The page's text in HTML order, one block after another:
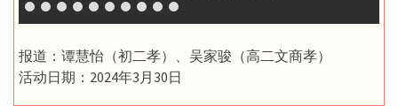
报道：谭慧怡（初二孝）、吴家骏（高二文商孝）
活动日期：2024年3月30日